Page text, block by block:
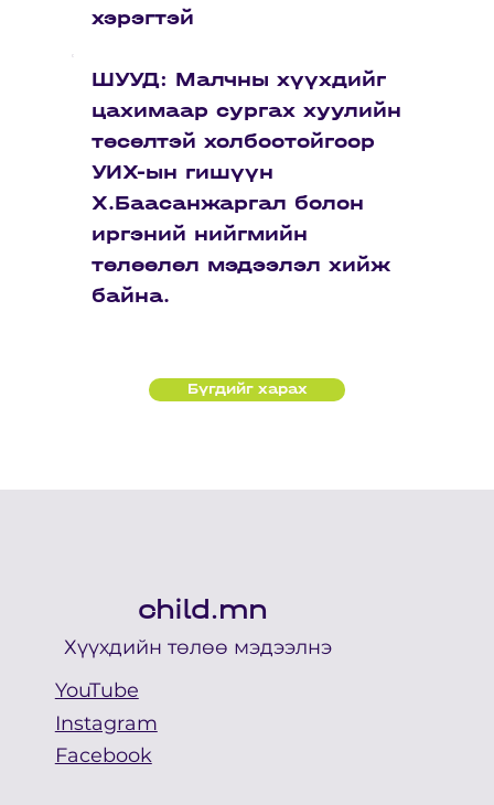
хэрэгтэй
ШУУД: Малчны хүүхдийг
цахимаар сургах хуулийн
төсөлтэй холбоотойгоор
УИХ-ын гишүүн
Х.Баасанжаргал болон
иргэний нийгмийн
төлөөлөл мэдээлэл хийж
байна.
Бүгдийг харах
child.mn
Хүүхдийн төлөө мэдээлнэ
YouTube
Facebook
Instagram